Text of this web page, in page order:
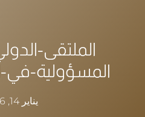
المسؤولية-في-
يناير 14, 2026